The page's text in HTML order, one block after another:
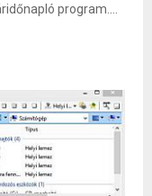
program....